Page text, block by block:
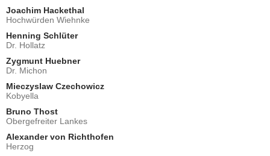
Joachim Hackethal
Hochwürden Wiehnke
Henning Schlüter
Dr. Hollatz
Zygmunt Huebner
Dr. Michon
Mieczyslaw Czechowicz
Kobyella
Bruno Thost
Obergefreiter Lankes
Alexander von Richthofen
Herzog